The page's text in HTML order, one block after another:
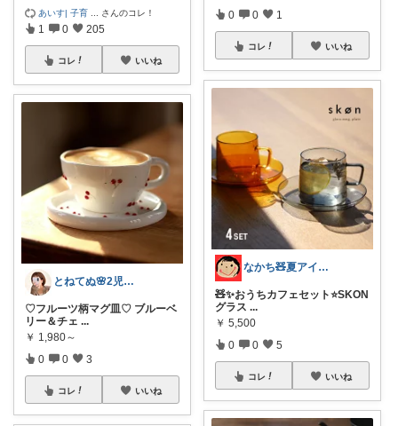
あいす| 子育 さんのコレ！
1 0 205
コレ いいね
とねてぬ🌸2児ママ✿毎日をラク&快適に
♡フルーツ柄マグ皿♡ ブルーベ
リー＆チェ ...
￥ 1,980～
0 0 3
コレ いいね
0 0 1
コレ いいね
なかち🧸夏アイテム＆便利グッズ✨
🧸✨おうちカフェセット⭐️SKON
グラス ...
￥ 5,500
0 0 5
コレ いいね